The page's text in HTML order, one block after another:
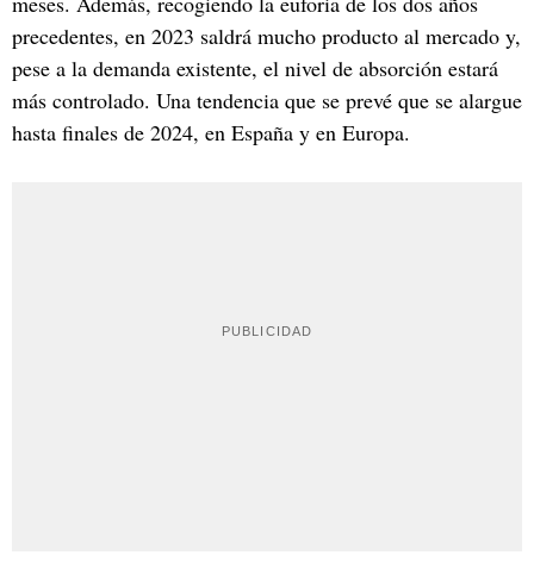
precedentes, en 2023 saldrá mucho producto al mercado y,
pese a la demanda existente, el nivel de absorción estará
más controlado. Una tendencia que se prevé que se alargue
hasta finales de 2024, en España y en Europa.